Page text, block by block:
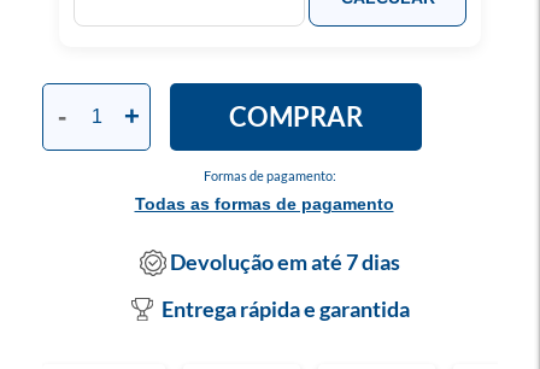
Formas de pagamento:
Todas as formas de pagamento
- + COMPRAR
Devolução em até 7 dias
Entrega rápida e garantida